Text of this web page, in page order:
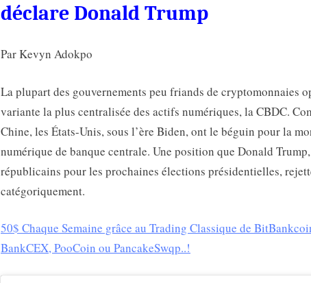
déclare Donald Trump
Par Kevyn Adokpo
La plupart des gouvernements peu friands de cryptomonnaies
variante la plus centralisée des actifs numériques, la CBDC.
Chine, les États-Unis, sous l’ère Biden, ont le béguin pour la
numérique de banque centrale. Une position que Donald
républicains pour les prochaines élections présidentielles,
catégoriquement.
50$ Chaque Semaine grâce au Trading Classique de
BankCEX, PooCoin ou PancakeSwqp..!